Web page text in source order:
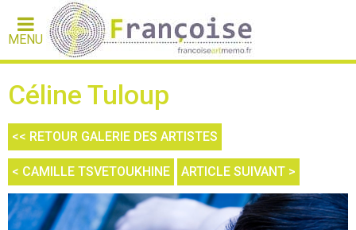
MENU
Céline Tuloup
<< RETOUR GALERIE DES ARTISTES
< CAMILLE TSVETOUKHINE ARTICLE SUIVANT >